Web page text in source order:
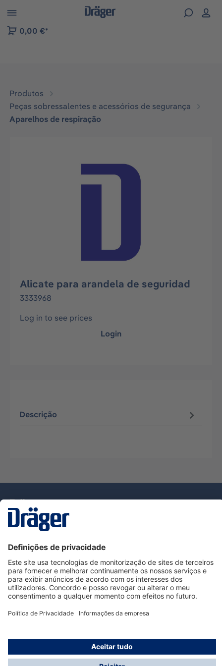
to B2B platform navigation
0,00 €*
Produtos
Peças sobressalentes e acessórios de segurança
Aparelhos de respiração
Ignorar galeria de imagens
Alicate para arandela de seguridad
3333968
Log in to see prices
Login
Descrição
Serviço de Apoio ao Cliente Dräger
Utilização da loja
Informações
© Dräger Portugal, Lda, 2024
* Todos os preços excl. IVA mais